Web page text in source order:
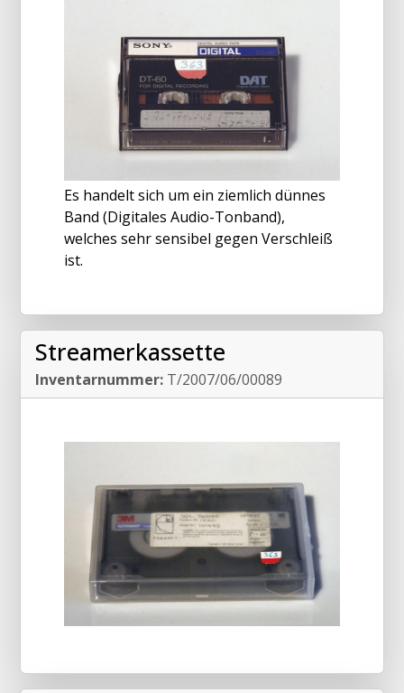
Es handelt sich um ein ziemlich dünnes
Band (Digitales Audio-Tonband),
welches sehr sensibel gegen Verschleiß
ist.
Streamerkassette
Inventarnummer: T/2007/06/00089